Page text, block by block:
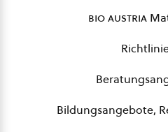
bio austria
Bildungsangebote,